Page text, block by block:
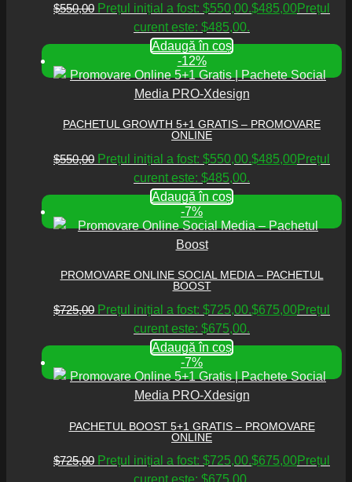
$550,00 Prețul inițial a fost: $550,00.$485,00Prețul
curent este: $485,00.
Adaugă în coș
-12%
PACHETUL GROWTH 5+1 GRATIS – PROMOVARE
ONLINE
$550,00 Prețul inițial a fost: $550,00.$485,00Prețul
curent este: $485,00.
Adaugă în coș
-7%
PROMOVARE ONLINE SOCIAL MEDIA – PACHETUL
BOOST
$725,00 Prețul inițial a fost: $725,00.$675,00Prețul
curent este: $675,00.
Adaugă în coș
-7%
PACHETUL BOOST 5+1 GRATIS – PROMOVARE
ONLINE
$725,00 Prețul inițial a fost: $725,00.$675,00Prețul